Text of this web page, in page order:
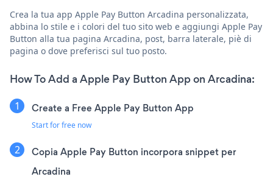
Crea la tua app Apple Pay Button Arcadina personalizzata,
abbina lo stile e i colori del tuo sito web e aggiungi Apple Pay
Button alla tua pagina Arcadina, post, barra laterale, piè di
pagina o dove preferisci sul tuo posto.
How To Add a Apple Pay Button App on Arcadina:
Create a Free Apple Pay Button App
Start for free now
Copia Apple Pay Button incorpora snippet per
Arcadina